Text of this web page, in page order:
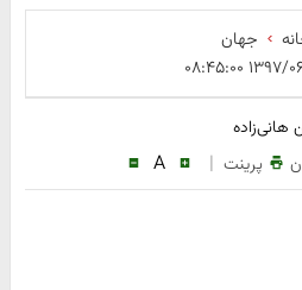
جهان
پرینت |
A